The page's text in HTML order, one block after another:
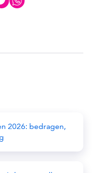
2026: bedragen,